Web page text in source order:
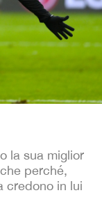
la sua miglior
perché,
credono in lui